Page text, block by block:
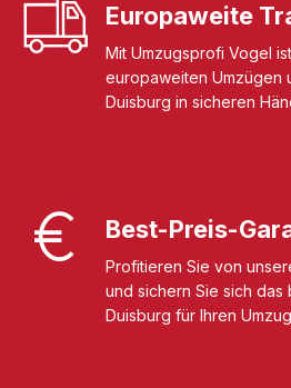
Europaweite
Mit Umzugsprofi Vogel
europaweiten Umzügen
Duisburg in sicheren
Best-Preis-
Profitieren Sie von
und sichern Sie sich das
Duisburg für Ihren